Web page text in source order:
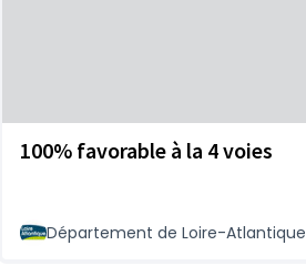
100% favorable à la 4 voies
Département de Loire-Atlantique